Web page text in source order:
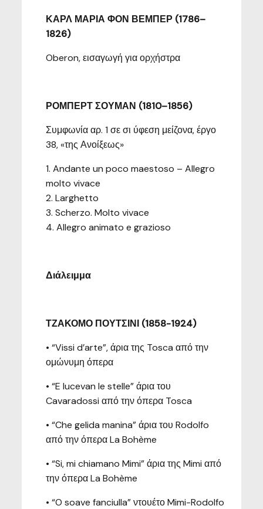
ΚΑΡΛ ΜΑΡΙΑ ΦΟΝ ΒΕΜΠΕΡ (1786–
1826)
Oberon, εισαγωγή για ορχήστρα
ΡΟΜΠΕΡΤ ΣΟΥΜΑΝ (1810–1856)
Συμφωνία αρ. 1 σε σι ύφεση μείζονα, έργο
38, «της Ανοίξεως»
1. Andante un poco maestoso – Allegro
molto vivace
2. Larghetto
3. Scherzo. Molto vivace
4. Allegro animato e grazioso
Διάλειμμα
ΤΖΑΚΟΜΟ ΠΟΥΤΣΙΝΙ (1858-1924)
• “Vissi d’arte”, άρια της Tosca από την
ομώνυμη όπερα
• “E lucevan le stelle” άρια του
Cavaradossi από την όπερα Tosca
• “Che gelida manina” άρια του Rodolfo
από την όπερα La Bohème
• “Si, mi chiamano Mimi” άρια της Mimi από
την όπερα La Bohème
• “O soave fanciulla” ντουέτο Mimi-Rodolfo